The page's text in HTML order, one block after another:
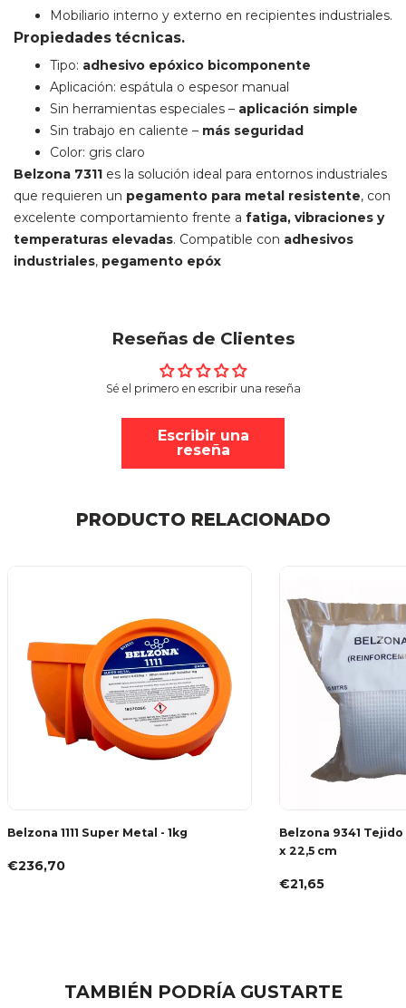
Mobiliario interno y externo en recipientes industriales.
Propiedades técnicas.
Tipo: adhesivo epóxico bicomponente
Aplicación: espátula o espesor manual
Sin herramientas especiales – aplicación simple
Sin trabajo en caliente – más seguridad
Color: gris claro
Belzona 7311 es la solución ideal para entornos industriales
que requieren un pegamento para metal resistente, con
excelente comportamiento frente a fatiga, vibraciones y
temperaturas elevadas. Compatible con adhesivos
industriales, pegamento epóx
Reseñas de Clientes
Sé el primero en escribir una reseña
Escribir una
reseña
PRODUCTO RELACIONADO
Belzona 1111 Super Metal - 1kg
€236,70
Belzona 9341
x 22,5 cm
€21,65
TAMBIÉN PODRÍA GUSTARTE